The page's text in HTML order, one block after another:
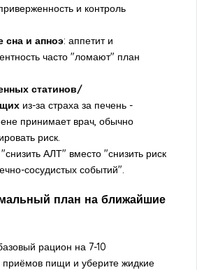
и контроль
сна и апноэ: аппетит и
часто "ломают" план
статинов/
из-за страха за печень -
принимает врач, обычно
риск.
"снизить АЛТ" вместо "снизить риск
сосудистых событий".
план на ближайшие
рацион на 7-10
пищи и уберите жидкие